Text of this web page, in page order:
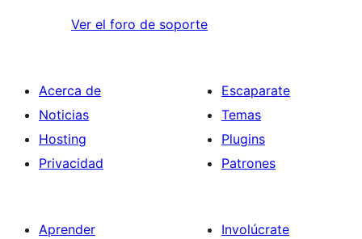
Ver el foro de soporte
Acerca de
Noticias
Hosting
Privacidad
Escaparate
Temas
Plugins
Patrones
Aprender
Involúcrate